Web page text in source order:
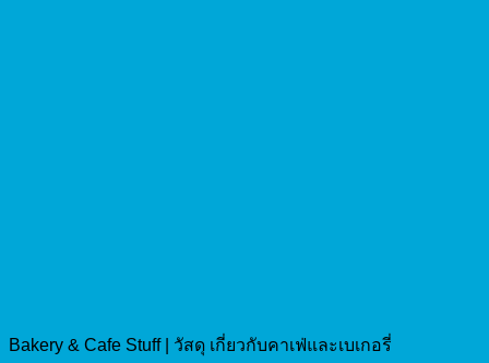
Bakery & Cafe Stuff | วัสดุ เกี่ยวกับคาเฟ่และเบเกอรี่